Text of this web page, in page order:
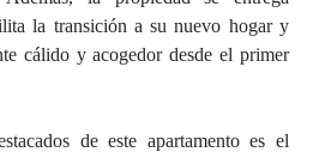
la transición a su nuevo hogar y
cálido y acogedor desde el primer
de este apartamento es el